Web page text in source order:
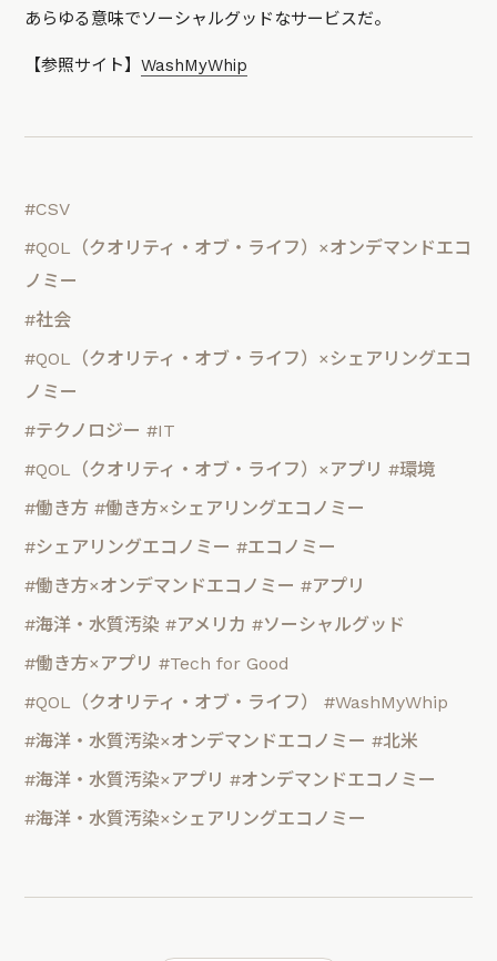
あらゆる意味でソーシャルグッドなサービスだ。
【参照サイト】WashMyWhip
#CSV
#QOL（クオリティ・オブ・ライフ）×オンデマンドエコ
ノミー
#社会
#QOL（クオリティ・オブ・ライフ）×シェアリングエコ
ノミー
#テクノロジー #IT
#QOL（クオリティ・オブ・ライフ）×アプリ #環境
#働き方 #働き方×シェアリングエコノミー
#シェアリングエコノミー #エコノミー
#働き方×オンデマンドエコノミー #アプリ
#海洋・水質汚染 #アメリカ #ソーシャルグッド
#働き方×アプリ #Tech for Good
#QOL（クオリティ・オブ・ライフ）
#WashMyWhip
#海洋・水質汚染×オンデマンドエコノミー #北米
#海洋・水質汚染×アプリ #オンデマンドエコノミー
#海洋・水質汚染×シェアリングエコノミー